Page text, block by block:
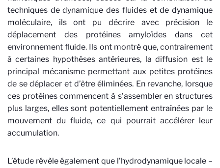
techniques de dynamique des fluides et de dynamique
moléculaire, ils ont pu décrire avec précision le
déplacement des protéines amyloïdes dans cet
environnement fluide. Ils ont montré que, contrairement
à certaines hypothèses antérieures, la diffusion est le
principal mécanisme permettant aux petites protéines
de se déplacer et d’être éliminées. En revanche, lorsque
ces protéines commencent à s’assembler en structures
plus larges, elles sont potentiellement entraînées par le
mouvement du fluide, ce qui pourrait accélérer leur
accumulation.
L’étude révèle également que l’hydrodynamique locale –